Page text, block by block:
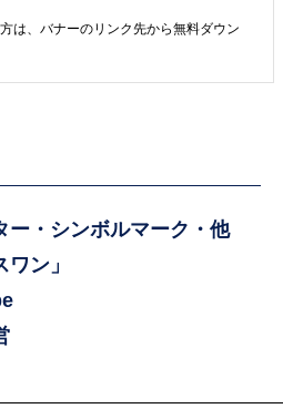
は、バナーのリンク先から無料ダウン
ー・シンボルマーク・他
ン」